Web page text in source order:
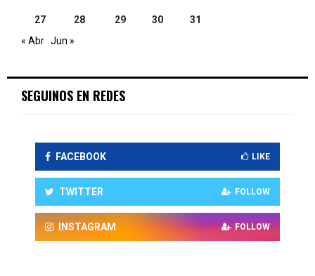
27 28 29 30
31
« Abr Jun »
SEGUINOS EN REDES
FACEBOOK LIKE
TWITTER FOLLOW
INSTAGRAM FOLLOW